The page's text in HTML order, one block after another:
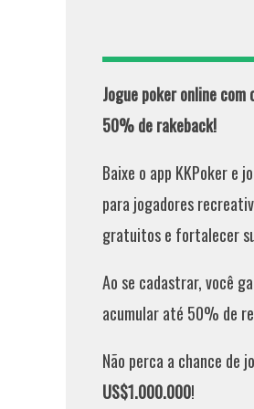
Jogue poker online
50% de rakeback!
Baixe o app KKPoker e
para jogadores
gratuitos e fortalecer
Ao se cadastrar, você
acumular até 50% de
Não perca a chance de
US$1.000.000!